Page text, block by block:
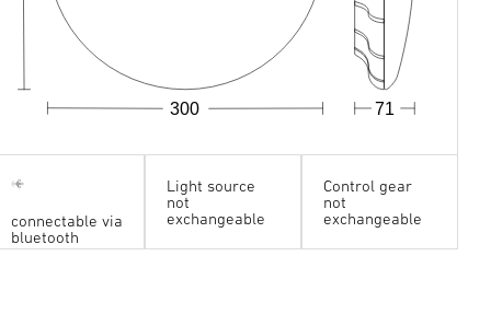
71
300
connectable via
bluetooth
Light source
not
exchangeable
Control gear
not
exchangeable